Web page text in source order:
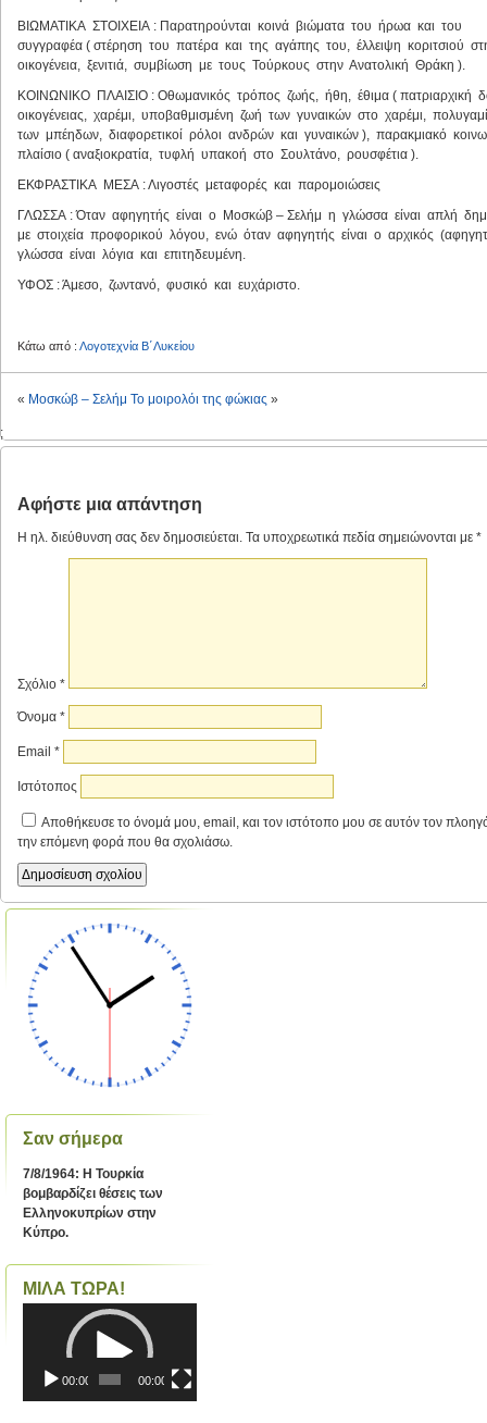
ΒΙΩΜΑΤΙΚΑ ΣΤΟΙΧΕΙΑ : Παρατηρούνται κοινά βιώματα του ήρωα και του
συγγραφέα ( στέρηση του πατέρα και της αγάπης του, έλλειψη κοριτσιού
οικογένεια, ξενιτιά, συμβίωση με τους Τούρκους στην Ανατολική Θράκη ).
ΚΟΙΝΩΝΙΚΟ ΠΛΑΙΣΙΟ : Οθωμανικός τρόπος ζωής, ήθη, έθιμα ( πατριαρχική
οικογένειας, χαρέμι, υποβαθμισμένη ζωή των γυναικών στο χαρέμι,
των μπέηδων, διαφορετικοί ρόλοι ανδρών και γυναικών ), παρακμιακό
πλαίσιο ( αναξιοκρατία, τυφλή υπακοή στο Σουλτάνο, ρουσφέτια ).
ΕΚΦΡΑΣΤΙΚΑ ΜΕΣΑ : Λιγοστές μεταφορές και παρομοιώσεις
ΓΛΩΣΣΑ : Όταν αφηγητής είναι ο Μοσκώβ – Σελήμ η γλώσσα είναι απλή
με στοιχεία προφορικού λόγου, ενώ όταν αφηγητής είναι ο αρχικός
γλώσσα είναι λόγια και επιτηδευμένη.
ΥΦΟΣ : Άμεσο, ζωντανό, φυσικό και ευχάριστο.
Κάτω από : Λογοτεχνία Β΄Λυκείου
« Μοσκώβ – Σελήμ Το μοιρολόι της φώκιας »
;
Αφήστε μια απάντηση
Η ηλ. διεύθυνση σας δεν δημοσιεύεται. Τα υποχρεωτικά πεδία σημειώνονται με *
Σχόλιο *
Όνομα *
Email *
Ιστότοπος
Αποθήκευσε το όνομά μου, email, και τον ιστότοπο μου σε αυτόν τον
την επόμενη φορά που θα σχολιάσω.
Σαν σήμερα
7/8/1964: Η Τουρκία
βομβαρδίζει θέσεις των
Ελληνοκυπρίων στην
Κύπρο.
ΜΙΛΑ ΤΩΡΑ!
Πρόγραμμα
Αναπαραγωγής
00:00 00:00